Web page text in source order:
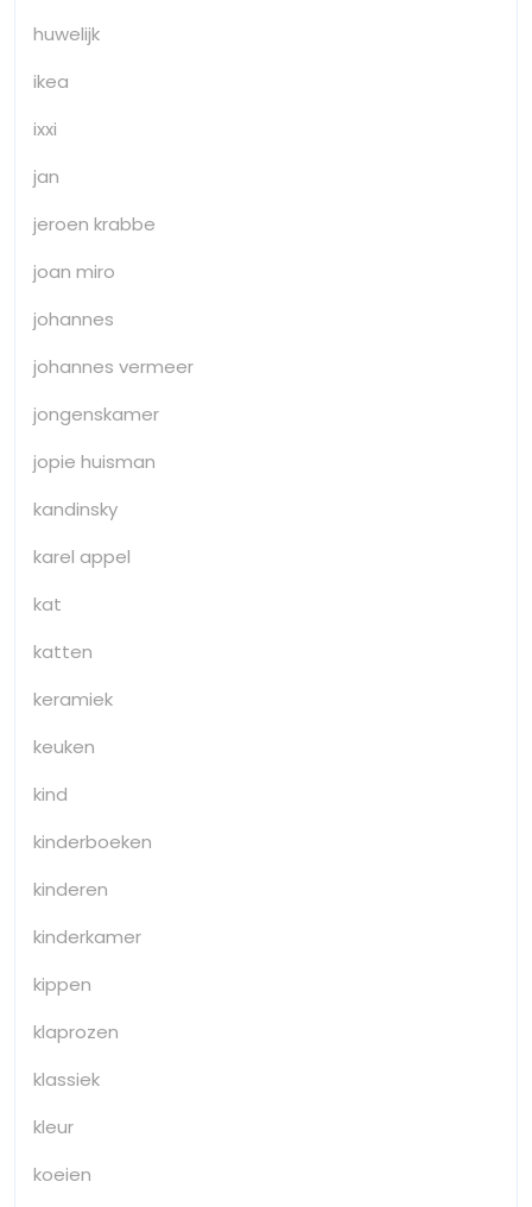
huwelijk
ikea
ixxi
jan
jeroen krabbe
joan miro
johannes
johannes vermeer
jongenskamer
jopie huisman
kandinsky
karel appel
kat
katten
keramiek
keuken
kind
kinderboeken
kinderen
kinderkamer
kippen
klaprozen
klassiek
kleur
koeien